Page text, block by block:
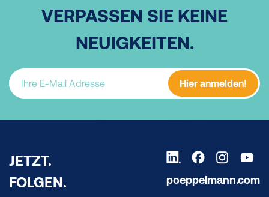
VERPASSEN SIE KEINE
NEUIGKEITEN.
Hier anmelden!
JETZT.
FOLGEN.
poeppelmann.com